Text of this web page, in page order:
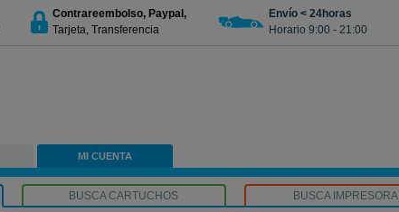
Contrareembolso, Paypal,
Tarjeta, Transferencia
Envío < 24horas
Horario 9:00 - 21:00
MI CUENTA
BUSCA CARTUCHOS BUSCA IMPRESORA